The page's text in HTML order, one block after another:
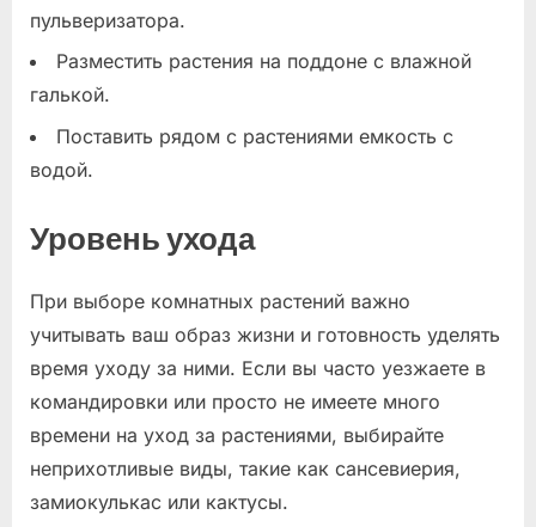
пульверизатора.
Разместить растения на поддоне с влажной
галькой.
Поставить рядом с растениями емкость с
водой.
Уровень ухода
При выборе комнатных растений важно
учитывать ваш образ жизни и готовность уделять
время уходу за ними. Если вы часто уезжаете в
командировки или просто не имеете много
времени на уход за растениями, выбирайте
неприхотливые виды, такие как сансевиерия,
замиокулькас или кактусы.